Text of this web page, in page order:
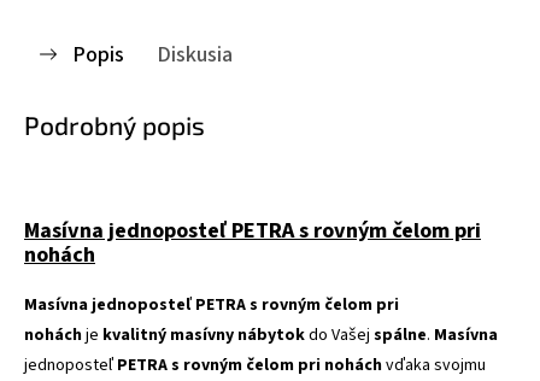
Popis Diskusia
Podrobný popis
Masívna jednoposteľ PETRA s rovným čelom pri
nohách
Masívna jednoposteľ PETRA s rovným čelom pri
noháchje kvalitný masívny nábytokdo Vašej spálne. Masívna
jednoposteľ PETRA s rovným čelom pri noháchvďaka svojmu